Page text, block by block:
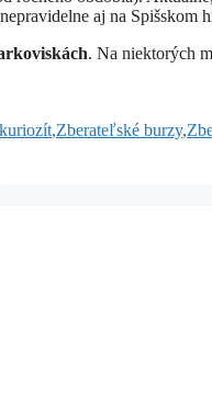
aj na Spišskom
. Na niektorých
,Zberateľské burzy,